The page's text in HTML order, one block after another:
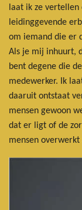
laat ik ze
leidinggevende
om iemand die er
Als je mij inhuurt,
bent degene die
medewerker. Ik
daaruit ontstaat
mensen gewoon
dat er ligt of de
mensen overwerkt